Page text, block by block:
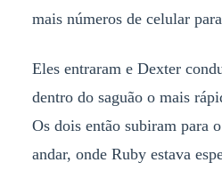
mais números de celular
Eles entraram e Dexter
dentro do saguão o mais
Os dois então subiram para
andar, onde Ruby estava